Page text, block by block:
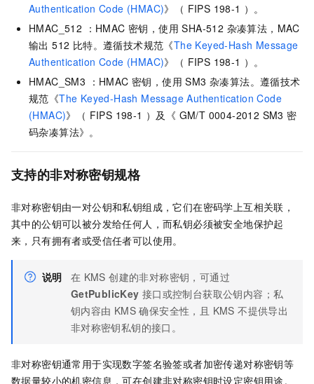
Authentication Code (HMAC)》（ FIPS 198-1 ）。
HMAC_512 ：HMAC 密钥，使用 SHA-512 杂凑算法，MAC
输出 512 比特。遵循技术规范《The Keyed-Hash Message
Authentication Code (HMAC)》（ FIPS 198-1 ）。
HMAC_SM3 ：HMAC 密钥，使用 SM3 杂凑算法。遵循技术
规范《The Keyed-Hash Message Authentication Code
(HMAC)》（ FIPS 198-1 ）及《 GM/T 0004-2012 SM3 密
码杂凑算法》。
支持的非对称密钥规格
非对称密钥由一对公钥和私钥组成，它们在密码学上互相关联，
其中的公钥可以被分发给任何人，而私钥必须被安全地保护起
来，只有拥有者或受信任者可以使用。
说明
在 KMS 创建的非对称密钥，可通过
GetPublicKey 接口或控制台获取公钥内容；私
钥内容由 KMS 确保安全性，且 KMS 不提供导出
非对称密钥私钥的接口。
非对称密钥通常用于实现数字签名验签或者加密传递对称密钥等
数据量较小的机密信息，可在创建非对称密钥时设定密钥用途。